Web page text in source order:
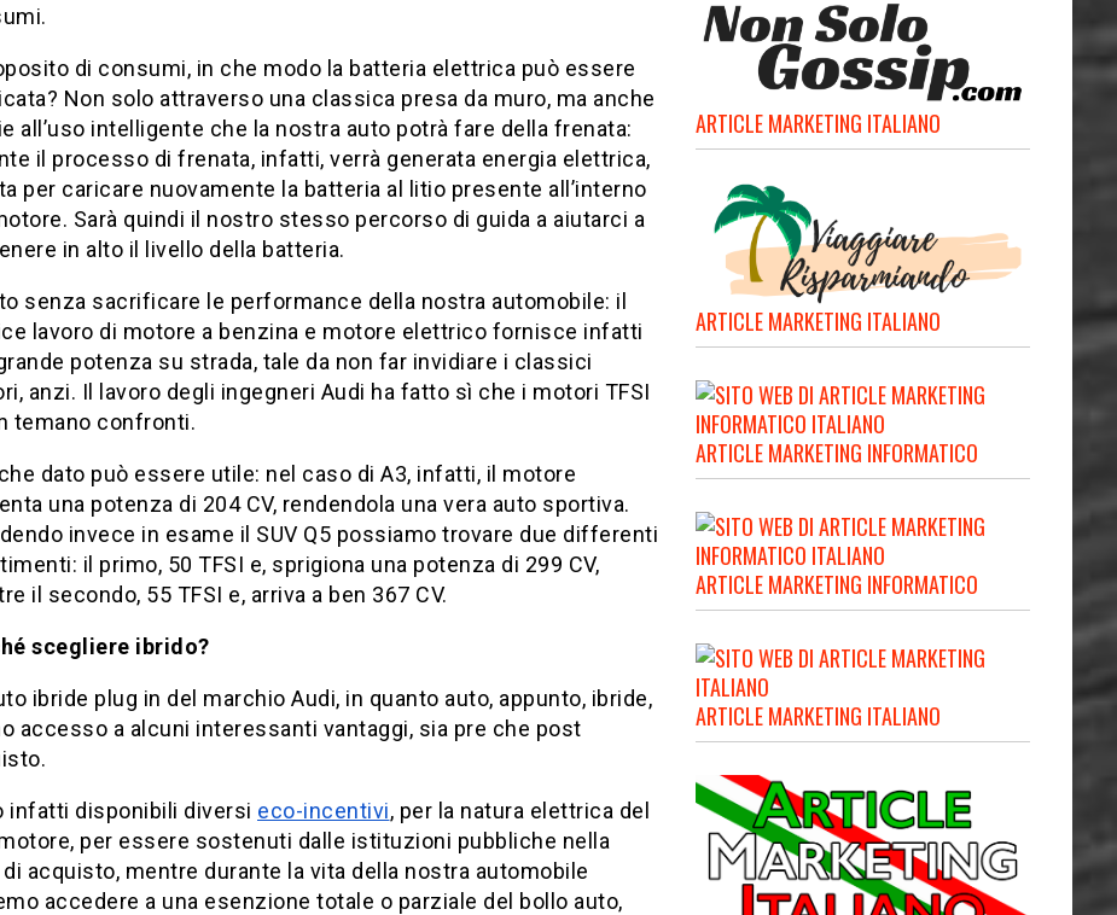
di consumi, in che modo la batteria elettrica può essere
Non solo attraverso una classica presa da muro, ma anche
all’uso intelligente che la nostra auto potrà fare della frenata:
il processo di frenata, infatti, verrà generata energia elettrica,
per caricare nuovamente la batteria al litio presente all’interno
Sarà quindi il nostro stesso percorso di guida a aiutarci a
in alto il livello della batteria.
senza sacrificare le performance della nostra automobile: il
lavoro di motore a benzina e motore elettrico fornisce infatti
potenza su strada, tale da non far invidiare i classici
anzi. Il lavoro degli ingegneri Audi ha fatto sì che i motori TFSI
temano confronti.
dato può essere utile: nel caso di A3, infatti, il motore
una potenza di 204 CV, rendendola una vera auto sportiva.
invece in esame il SUV Q5 possiamo trovare due differenti
il primo, 50 TFSI e, sprigiona una potenza di 299 CV,
il secondo, 55 TFSI e, arriva a ben 367 CV.
scegliere ibrido?
ibride plug in del marchio Audi, in quanto auto, appunto, ibride,
accesso a alcuni interessanti vantaggi, sia pre che post
infatti disponibili diversi eco-incentivi, per la natura elettrica del
per essere sostenuti dalle istituzioni pubbliche nella
acquisto, mentre durante la vita della nostra automobile
accedere a una esenzione totale o parziale del bollo auto,
ARTICLE MARKETING ITALIANO
ARTICLE MARKETING ITALIANO
ARTICLE MARKETING INFORMATICO
ARTICLE MARKETING INFORMATICO
ARTICLE MARKETING ITALIANO